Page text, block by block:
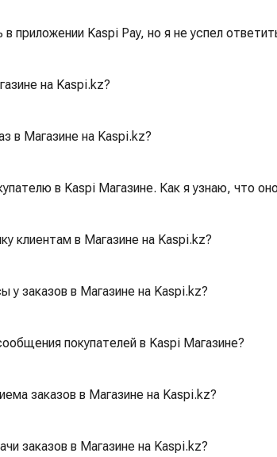
приложении Kaspi Pay, но я не успел
на Kaspi.kz?
в Магазине на Kaspi.kz?
в Kaspi Магазине. Как я узнаю, что
клиентам в Магазине на Kaspi.kz?
у заказов в Магазине на Kaspi.kz?
покупателей в Kaspi Магазине?
заказов в Магазине на Kaspi.kz?
заказов в Магазине на Kaspi.kz?